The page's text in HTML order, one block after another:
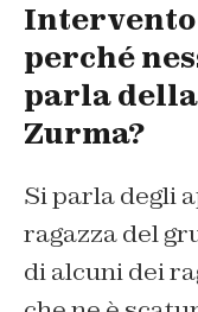
perché
parla
Zurma?
Si parla degli
ragazza del
di alcuni dei